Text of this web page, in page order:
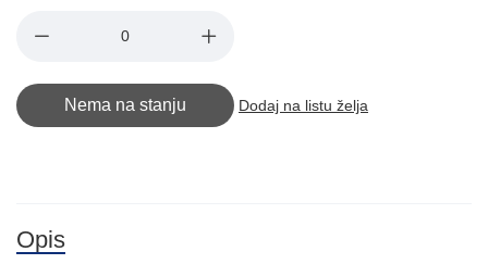
Nema na stanju Dodaj na listu želja
Opis